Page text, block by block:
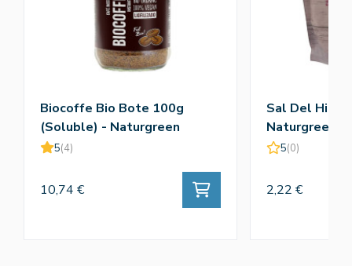
Biocoffe Bio Bote 100g
(Soluble) - Naturgreen
5(4)
10,74 €
Sal Del
Naturgreen
5(0)
2,22 €